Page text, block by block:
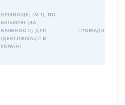
ПРІЗВИЩЕ, ІМʼЯ, ПО
БАТЬКОВІ (ЗА
НАЯВНОСТІ) ДЛЯ
ІДЕНТИФІКАЦІЇ В
УКРАЇНІ
ГРОМАДЯНСТВО